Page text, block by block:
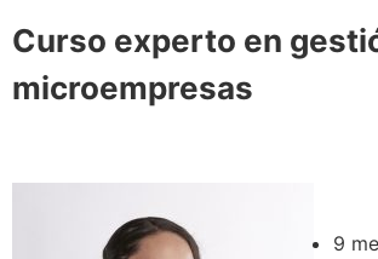
Curso experto en
microempresas
9